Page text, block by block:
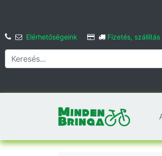
Elérhetőségeink Fizetés, szállítás